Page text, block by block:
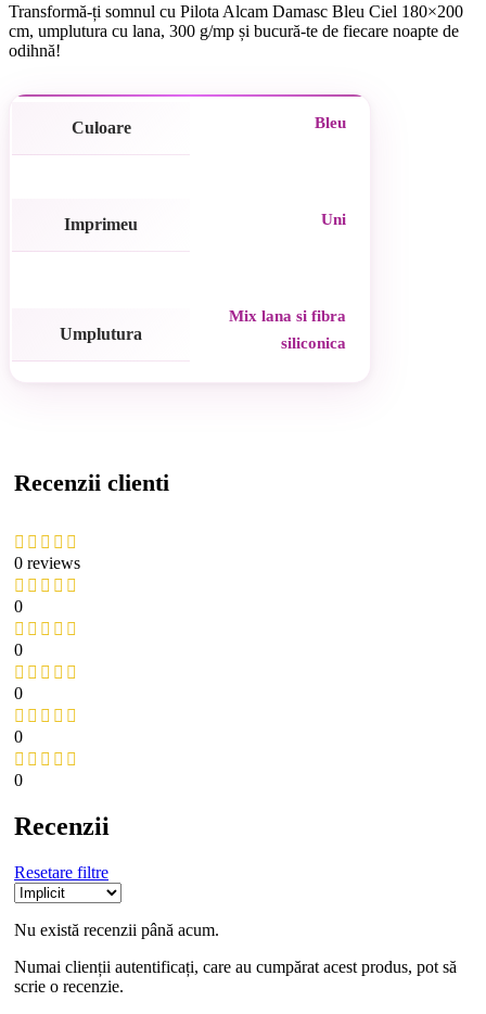
Transformă-ți somnul cu Pilota Alcam Damasc Bleu Ciel 180×200
cm, umplutura cu lana, 300 g/mp și bucură-te de fiecare noapte de
odihnă!
Culoare Bleu
Imprimeu Uni
Umplutura
Mix lana si fibra
siliconica
Recenzii clienti
0 reviews
0
0
0
0
0
Recenzii
Resetare filtre
Nu există recenzii până acum.
Numai clienții autentificați, care au cumpărat acest produs, pot să
scrie o recenzie.